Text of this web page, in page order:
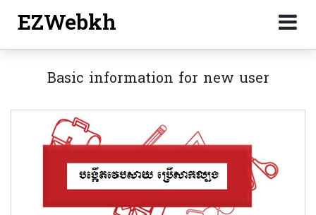
EZWebkh
Basic information for new user